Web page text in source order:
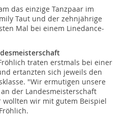
das einzige Tanzpaar im
Taut und der zehnjährige
Mal bei einem Linedance-
traten erstmals bei einer
ertanzten sich jeweils den
"Wir ermutigen unsere
der Landesmeisterschaft
wollten wir mit gutem Beispiel